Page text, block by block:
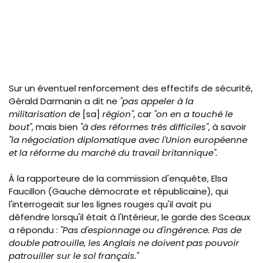
Sur un éventuel renforcement des effectifs de sécurité,
Gérald Darmanin a dit ne "pas appeler à la
militarisation de [sa] région", car "on en a touché le
bout", mais bien "à des réformes très difficiles", à savoir
"la négociation diplomatique avec l'Union européenne
et la réforme du marché du travail britannique".
À la rapporteure de la commission d'enquête, Elsa
Faucillon (Gauche démocrate et républicaine), qui
l'interrogeait sur les lignes rouges qu'il avait pu
défendre lorsqu'il était à l'Intérieur, le garde des Sceaux
a répondu : "Pas d'espionnage ou d'ingérence. Pas de
double patrouille, les Anglais ne doivent pas pouvoir
patrouiller sur le sol français."